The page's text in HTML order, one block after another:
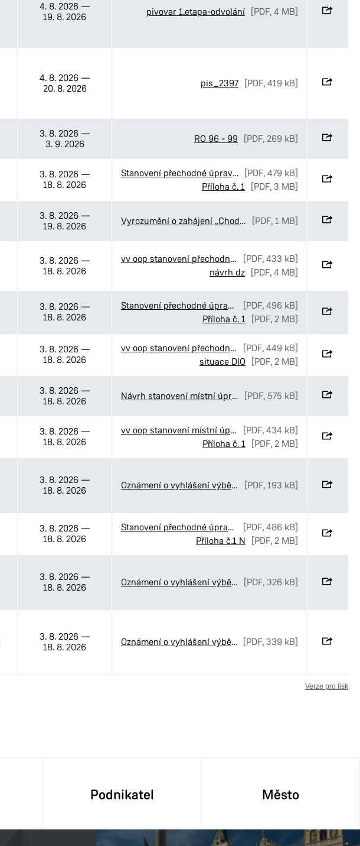
4. 8. 2026—
19. 8. 2026
pivovar 1.etapa-odvolání [PDF, 4 MB]
4. 8. 2026—
20. 8. 2026
pis_2397 [PDF, 419 kB]
3. 8. 2026—
3. 9. 2026
RO 96 - 99 [PDF, 269 kB]
3. 8. 2026—
18. 8. 2026
Stanovení přechodné úpravy provozu v ulici Kyjevská v Pardubicích [PDF, 479 kB]
Příloha č. 1 [PDF, 3 MB]
3. 8. 2026—
19. 8. 2026
Vyrozumění o zahájení „Chodníky v ulici Staňkova“, Pardubice [PDF, 1 MB]
3. 8. 2026—
18. 8. 2026
vv oop stanovení přechodné úpravy Elpo Kostěnice
[PDF, 433 kB]
návrh dz [PDF, 4 MB]
3. 8. 2026—
18. 8. 2026
Stanovení přechodné úpravy provozu v ulici Havlíčkova v Pardubicích
[PDF, 496 kB]
Příloha č. 1 [PDF, 2 MB]
3. 8. 2026—
18. 8. 2026
vv oop stanovení přechodné úpravy Gasco Krátká
[PDF, 449 kB]
situace DIO [PDF, 2 MB]
3. 8. 2026—
18. 8. 2026
Návrh stanovení místní úpravy v ulici Palackého třída v Pardubicích [PDF, 575 kB]
3. 8. 2026—
18. 8. 2026
vv oop stanovení místní úpravy provozu Rokytno
[PDF, 434 kB]
Příloha č. 1 [PDF, 2 MB]
3. 8. 2026—
18. 8. 2026
Oznámení o vyhlášení výběrového řízení č. 52-2026 [PDF, 193 kB]
3. 8. 2026—
18. 8. 2026
Stanovení přechodné úpravy provozu v ulici Palackého třída v Pardubicích
[PDF, 486 kB]
Příloha č.1 N
[PDF, 2 MB]
3. 8. 2026—
18. 8. 2026
Oznámení o vyhlášení výběrového řízení č. 51-2026 [PDF, 326 kB]
3. 8. 2026—
18. 8. 2026
Oznámení o vyhlášení výběrového řízení č. 50-2026 [PDF, 339 kB]
Verze pro tisk
Podnikatel Město